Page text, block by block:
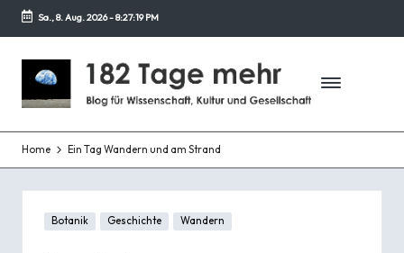
Zurück
zum
Sa., 8. Aug. 2026-8:27:20 PM
1
8
2
T
a
g
Blog
Wissenschaft,
Kultur
und
Gesellschaft
Home Ein Tag Wandern und am Strand
Posted
Botanik Geschichte Wandern